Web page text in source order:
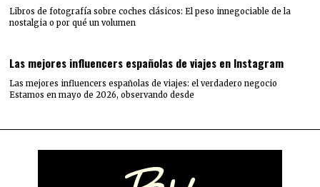
Libros de fotografía sobre coches clásicos: El peso innegociable de la
nostalgia o por qué un volumen
Las mejores influencers españolas de viajes en Instagram
Las mejores influencers españolas de viajes: el verdadero negocio
Estamos en mayo de 2026, observando desde